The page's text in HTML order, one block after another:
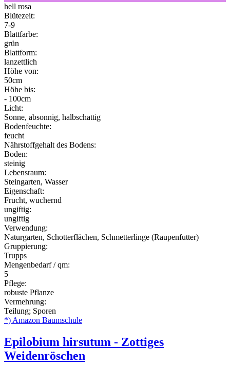
hell rosa
Blütezeit:
7-9
Blattfarbe:
grün
Blattform:
lanzettlich
Höhe von:
50cm
Höhe bis:
- 100cm
Licht:
Sonne, absonnig, halbschattig
Bodenfeuchte:
feucht
Nährstoffgehalt des Bodens:
Boden:
steinig
Lebensraum:
Steingarten, Wasser
Eigenschaft:
Frucht, wuchernd
ungiftig:
ungiftig
Verwendung:
Naturgarten, Schotterflächen, Schmetterlinge (Raupenfutter)
Gruppierung:
Trupps
Mengenbedarf / qm:
5
Pflege:
robuste Pflanze
Vermehrung:
Teilung; Sporen
*) Amazon Baumschule
Epilobium hirsutum - Zottiges
Weidenröschen